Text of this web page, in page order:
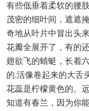
有些低垂着柔软的腰
茂密的细叶间，遮遮
奇地从叶片中冒出头
花瓣全展开了，有的
翅欲飞的蜻蜓，长着
的.活像卷起来的大舌
花蕊是柠檬黄色的。
知道有春兰，因为你